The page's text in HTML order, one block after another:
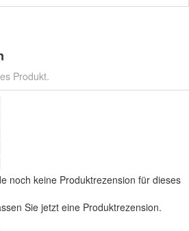
Produkt.
noch keine Produktrezension für dieses
Sie jetzt eine Produktrezension.